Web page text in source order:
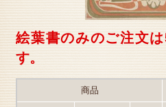
絵葉書のみのご注文
す。
商品